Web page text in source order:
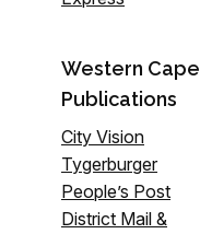
Western Cape
Publications
City Vision
Tygerburger
People’s Post
District Mail &